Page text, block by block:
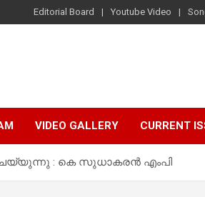
Editorial Board Youtube Video
VIDEO GALLERY CURRENT
: കെ സുധാകരന്‍ എംപി